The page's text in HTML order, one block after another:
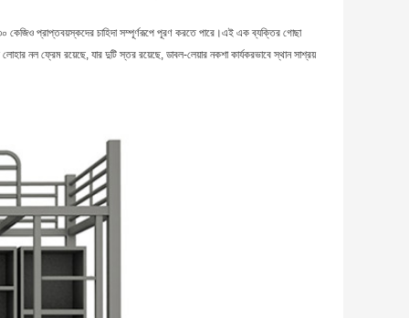
কেজিও প্রাপ্তবয়স্কদের চাহিদা সম্পূর্ণরূপে পূরণ করতে পারে।এই এক ব্যক্তির গোছা
নল ফ্রেম রয়েছে, যার দুটি স্তর রয়েছে, ডাবল-লেয়ার নকশা কার্যকরভাবে স্থান সাশ্রয়